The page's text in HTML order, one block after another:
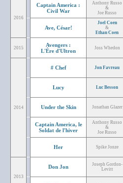
2016
Captain America :
Civil War
Anthony Russo
&
Joe Russo
Ave, César!
Joel Coen
&
Ethan Coen
2015
Avengers :
L'Ère d'Ultron
Joss Whedon
2014
# Chef Jon Favreau
Lucy Luc Besson
Under the Skin Jonathan Glazer
Captain America, le
Soldat de l'hiver
Anthony Russo
&
Joe Russo
Her Spike Jonze
2013
Don Jon
Joseph Gordon-
Levitt